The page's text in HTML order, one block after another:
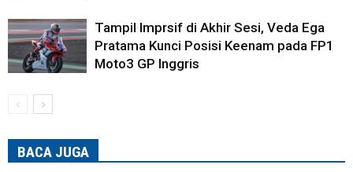
Tampil Imprsif di Akhir Sesi, Veda Ega
Pratama Kunci Posisi Keenam pada FP1
Moto3 GP Inggris
BACA JUGA